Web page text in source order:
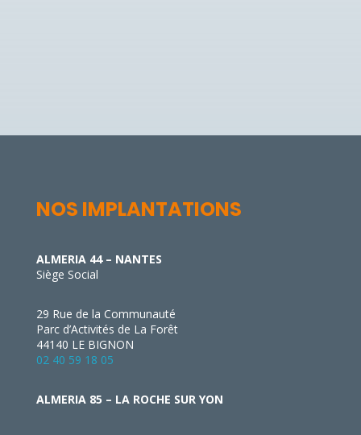
NOS IMPLANTATIONS
ALMERIA 44 – NANTES
Siège Social
29 Rue de la Communauté
Parc d’Activités de La Forêt
44140 LE BIGNON
02 40 59 18 05
ALMERIA 85 – LA ROCHE SUR YON